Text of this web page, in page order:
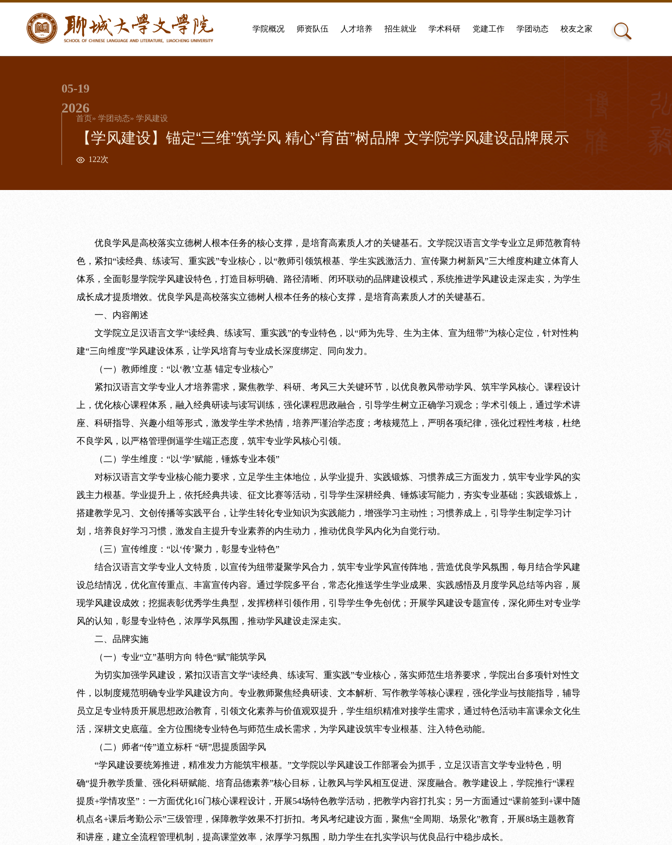
学院概况 师资队伍 人才培养 招生就业 学术科研 党建工作 学团动态 校友之家
05-19
2026
首页» 学团动态» 学风建设
【学风建设】锚定“三维”筑学风 精心“育苗”树品牌 文学院学风建设品牌展示
122次
优良学风是高校落实立德树人根本任务的核心支撑，是培育高素质人才的关键基石。文学院汉语言文学专业立足师范教育特
色，紧扣“读经典、练读写、重实践”专业核心，以“教师引领筑根基、学生实践激活力、宣传聚力树新风”三大维度构建立体育人
体系，全面彰显学院学风建设特色，打造目标明确、路径清晰、闭环联动的品牌建设模式，系统推进学风建设走深走实，为学生
成长成才提质增效。优良学风是高校落实立德树人根本任务的核心支撑，是培育高素质人才的关键基石。
一、内容阐述
文学院立足汉语言文学“读经典、练读写、重实践”的专业特色，以“师为先导、生为主体、宣为纽带”为核心定位，针对性构
建“三向维度”学风建设体系，让学风培育与专业成长深度绑定、同向发力。
（一）教师维度：“以‘教’立基 锚定专业核心”
紧扣汉语言文学专业人才培养需求，聚焦教学、科研、考风三大关键环节，以优良教风带动学风、筑牢学风核心。课程设计
上，优化核心课程体系，融入经典研读与读写训练，强化课程思政融合，引导学生树立正确学习观念；学术引领上，通过学术讲
座、科研指导、兴趣小组等形式，激发学生学术热情，培养严谨治学态度；考核规范上，严明各项纪律，强化过程性考核，杜绝
不良学风，以严格管理倒逼学生端正态度，筑牢专业学风核心引领。
（二）学生维度：“以‘学’赋能，锤炼专业本领”
对标汉语言文学专业核心能力要求，立足学生主体地位，从学业提升、实践锻炼、习惯养成三方面发力，筑牢专业学风的实
践主力根基。学业提升上，依托经典共读、征文比赛等活动，引导学生深耕经典、锤炼读写能力，夯实专业基础；实践锻炼上，
搭建教学见习、文创传播等实践平台，让学生转化专业知识为实践能力，增强学习主动性；习惯养成上，引导学生制定学习计
划，培养良好学习习惯，激发自主提升专业素养的内生动力，推动优良学风内化为自觉行动。
（三）宣传维度：“以‘传’聚力，彰显专业特色”
结合汉语言文学专业人文特质，以宣传为纽带凝聚学风合力，筑牢专业学风宣传阵地，营造优良学风氛围，每月结合学风建
设总结情况，优化宣传重点、丰富宣传内容。通过学院多平台，常态化推送学生学业成果、实践感悟及月度学风总结等内容，展
现学风建设成效；挖掘表彰优秀学生典型，发挥榜样引领作用，引导学生争先创优；开展学风建设专题宣传，深化师生对专业学
风的认知，彰显专业特色，浓厚学风氛围，推动学风建设走深走实。
二、品牌实施
（一）专业“立”基明方向 特色“赋”能筑学风
为切实加强学风建设，紧扣汉语言文学“读经典、练读写、重实践”专业核心，落实师范生培养要求，学院出台多项针对性文
件，以制度规范明确专业学风建设方向。专业教师聚焦经典研读、文本解析、写作教学等核心课程，强化学业与技能指导，辅导
员立足专业特质开展思想政治教育，引领文化素养与价值观双提升，学生组织精准对接学生需求，通过特色活动丰富课余文化生
活，深耕文史底蕴。全方位围绕专业特色与师范生成长需求，为学风建设筑牢专业根基、注入特色动能。
（二）师者“传”道立标杆 “研”思提质固学风
“学风建设要统筹推进，精准发力方能筑牢根基。”文学院以学风建设工作部署会为抓手，立足汉语言文学专业特色，明
确“提升教学质量、强化科研赋能、培育品德素养”核心目标，让教风与学风相互促进、深度融合。教学建设上，学院推行“课程
提质+学情攻坚”：一方面优化16门核心课程设计，开展54场特色教学活动，把教学内容打扎实；另一方面通过“课前签到+课中随
机点名+课后考勤公示”三级管理，保障教学效果不打折扣。考风考纪建设方面，聚焦“全周期、场景化”教育，开展8场主题教育
和讲座，建立全流程管理机制，提高课堂效率，浓厚学习氛围，助力学生在扎实学识与优良品行中稳步成长。